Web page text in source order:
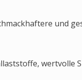
und
wertvolle